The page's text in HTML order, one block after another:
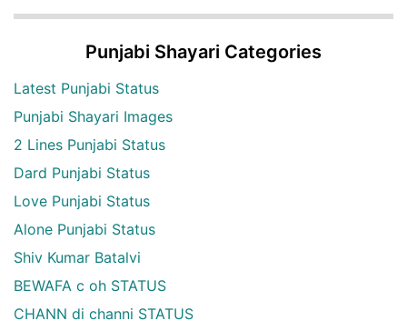
Punjabi Shayari Categories
Latest Punjabi Status
Punjabi Shayari Images
2 Lines Punjabi Status
Dard Punjabi Status
Love Punjabi Status
Alone Punjabi Status
Shiv Kumar Batalvi
BEWAFA c oh STATUS
CHANN di channi STATUS